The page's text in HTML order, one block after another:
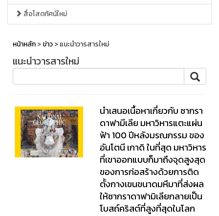
สื่อโสตทัศน์ใหม่
หน้าหลัก>ข่าว> แนะนำวารสารใหม่
แนะนำวารสารใหม่
นำเสนอเนื้อหาเกี่ยวกับ ซากรา
ดาฟามีเลีย มหาวิหารแตะแผ่น
ฟ้า 100 ปีหลังมรณกรรม ของ
อันโตนี เกาดิ ในที่สุด มหาวิหาร
ที่เขาออกแบบก็มาถึงจุดสูงสุด
ของการก่อสร้างด้วยการติด
ตั้งกางเขนขนาดมหึมาที่ส่งผล
ให้ซากราดาฟามิเลียกลายเป็น
โบสถ์คริสต์ที่สูงที่สุดในโลก